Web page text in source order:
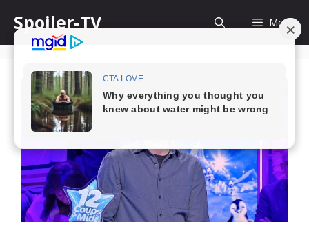
content
Spoiler-TV Menu